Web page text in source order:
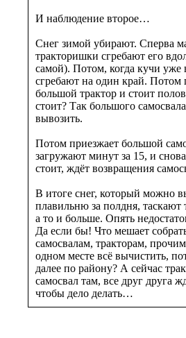
И наблюдение второе…
Снег зимой убирают. Сперва
тракторишки сгребают его
самой). Потом, когда кучи уже
сгребают на один край. Потом
большой трактор и стоит
стоит? Так большого
вывозить.
Потом приезжает большой
загружают минут за 15, и
стоит, ждёт возвращения
В итоге снег, который можно
плавильню за полдня, таскают
а то и больше. Опять
Да если бы! Что мешает
самосвалам, тракторам,
одном месте всё вычистить,
далее по району? А сейчас
самосвал там, все друг друга
чтобы дело делать…